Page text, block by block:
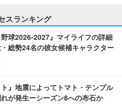
スランキング
野球2026-2027』マイライフの詳細
総勢24名の彼女候補キャラクター
ト』地震によってトマト・テンプル
が発生ーシーズン8への布石か